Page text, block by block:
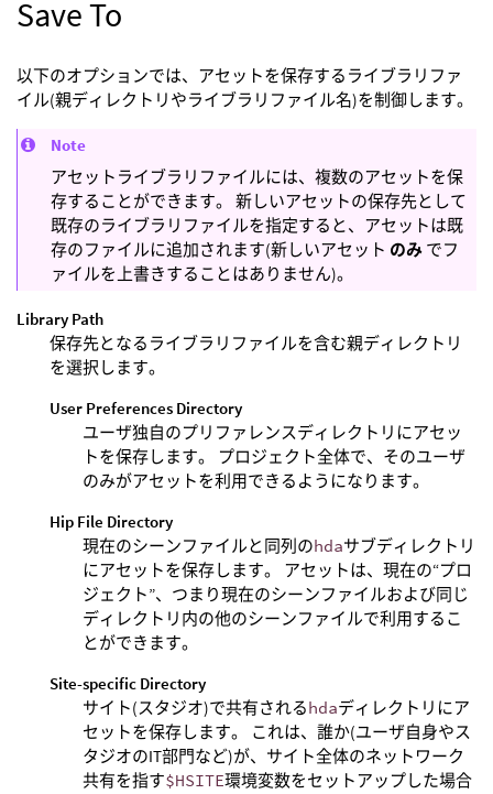
Save To
以下のオプションでは、アセットを保存するライブラリファ
イル(親ディレクトリやライブラリファイル名)を制御します。
Note
アセットライブラリファイルには、複数のアセットを保
存することができます。 新しいアセットの保存先として
既存のライブラリファイルを指定すると、アセットは既
存のファイルに追加されます(新しいアセット のみ でフ
ァイルを上書きすることはありません)。
Library Path
保存先となるライブラリファイルを含む親ディレクトリ
を選択します。
User Preferences Directory
ユーザ独自のプリファレンスディレクトリにアセッ
トを保存します。 プロジェクト全体で、そのユーザ
のみがアセットを利用できるようになります。
Hip File Directory
現在のシーンファイルと同列のhdaサブディレクトリ
にアセットを保存します。 アセットは、現在の“プロ
ジェクト”、つまり現在のシーンファイルおよび同じ
ディレクトリ内の他のシーンファイルで利用するこ
とができます。
Site-specific Directory
サイト(スタジオ)で共有されるhdaディレクトリにア
セットを保存します。 これは、誰か(ユーザ自身やス
タジオのIT部門など)が、サイト全体のネットワーク
共有を指す$HSITE環境変数をセットアップした場合